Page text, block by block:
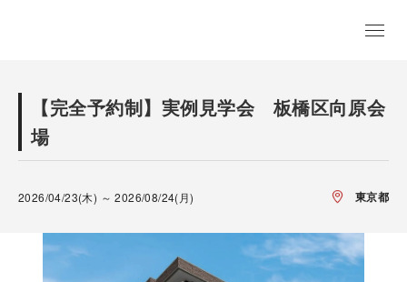
【完全予約制】実例見学会 板橋区向原会
場
2026/04/23(木) ～ 2026/08/24(月) 東京都